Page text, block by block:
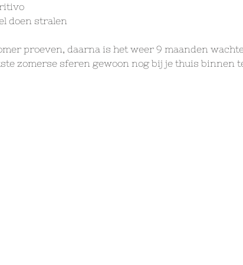
doen stralen
proeven, daarna is het weer 9 maanden
zomerse sferen gewoon nog bij je thuis binnen